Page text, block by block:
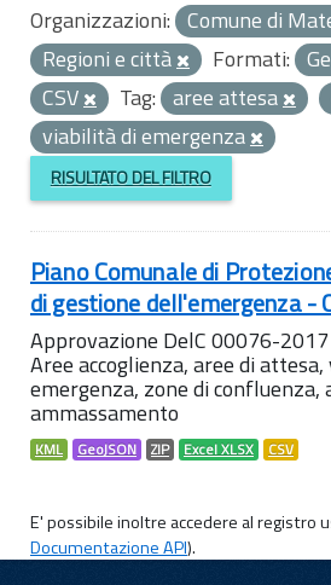
Organizzazioni: Comune di
Regioni e città
Formati:
CSV
Tag: aree attesa
viabilità di emergenza
RISULTATO DEL FILTRO
Piano Comunale di
di gestione dell'emergenza -
Approvazione DelC 00076-
Aree accoglienza, aree di
emergenza, zone di confluenza,
ammassamento
KML GeoJSON ZIP Excel XLSX CSV
E' possibile inoltre accedere al registro
Documentazione API).